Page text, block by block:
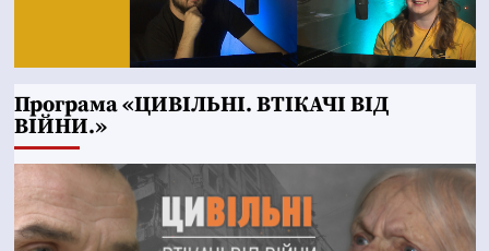
Програма «ЦИВІЛЬНІ. ВТІКАЧІ ВІД
ВІЙНИ.»